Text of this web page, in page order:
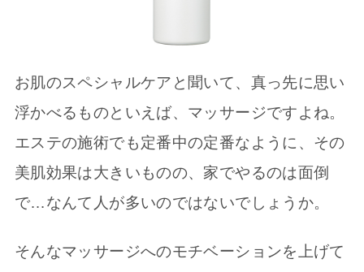
お肌のスペシャルケアと聞いて、真っ先に思い
浮かべるものといえば、マッサージですよね。
エステの施術でも定番中の定番なように、その
美肌効果は大きいものの、家でやるのは面倒
で…なんて人が多いのではないでしょうか。
そんなマッサージへのモチベーションを上げて